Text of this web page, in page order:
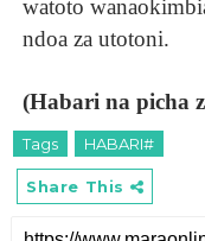
watoto
ndoa za utotoni.
(Habari na picha
Tags HABARI#
Share This